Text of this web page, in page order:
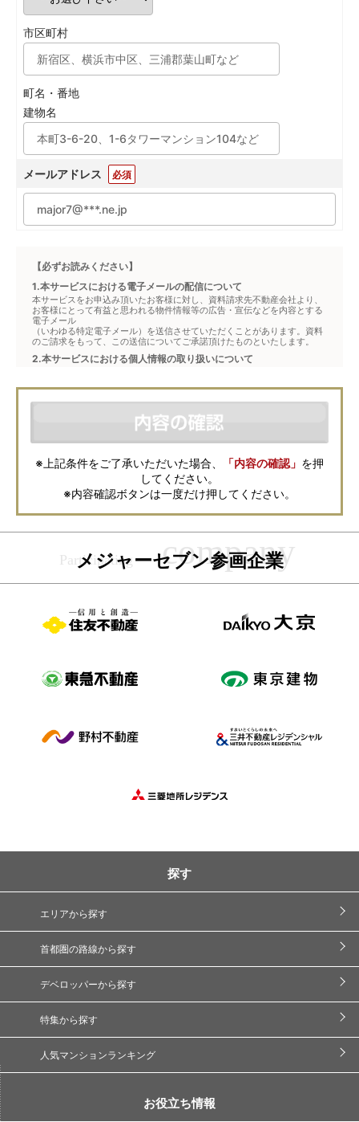
市区町村
町名・番地
建物名
メールアドレス 必須
【必ずお読みください】
1.本サービスにおける電子メールの配信について
本サービスをお申込み頂いたお客様に対し、資料請求先不動産会社より、
お客様にとって有益と思われる物件情報等の広告・宣伝などを内容とする
電子メール
（いわゆる特定電子メール）を送信させていただくことがあります。資料
のご請求をもって、この送信についてご承諾頂けたものといたします。
2.本サービスにおける個人情報の取り扱いについて
本フォームからお客様が記入・登録された個人情報は、ダイレクトメール
などの資料送付・電子メールの送信・電話連絡などの目的で資料請求先不
動産会社が利用・保管します。資料請求先不動産会社が保管する個人情報
の取扱いについては、各不動産会社に直接お問合せください。
また、上記とは別にメジャーセブンでは本サービスを円滑に運用するため
に、お客様の個人情報をサービスご利用の控えとして一定期間保管いたし
ます。 ご記入の内容が不明瞭で資料をお送りできない場合、その他当社が
本サービスを円滑に運用するために必要な範囲において、直接メジャーセ
ブンから確認のご連絡をさせていただくことがありますので、あらかじめ
ご了承ください。
メジャーセブンの個人情報の取扱い方針についてはこちらをご覧くださ
※上記条件をご了承いただいた場合、 「内容の確認」 を押
してください。
※内容確認ボタンは一度だけ押してください。
メジャーセブン参画企業
探す
エリアから探す
首都圏の路線から探す
デベロッパーから探す
特集から探す
人気マンションランキング
お役立ち情報